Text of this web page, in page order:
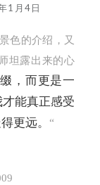
1月4日
色的介绍，又
坦露出来的心
，而更是一
能真正感受
更远。
“